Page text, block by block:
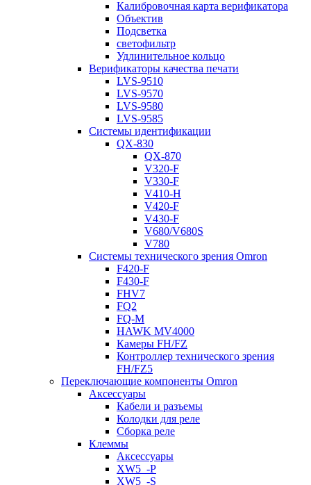
Калибровочная карта верификатора
Объектив
Подсветка
светофильтр
Удлинительное кольцо
Верификаторы качества печати
LVS-9510
LVS-9570
LVS-9580
LVS-9585
Системы идентификации
QX-830
QX-870
V320-F
V330-F
V410-H
V420-F
V430-F
V680/V680S
V780
Системы технического зрения Omron
F420-F
F430-F
FHV7
FQ2
FQ-M
HAWK MV4000
Камеры FH/FZ
Контроллер технического зрения
FH/FZ5
Переключающие компоненты Omron
Аксессуары
Кабели и разъемы
Колодки для реле
Сборка реле
Клеммы
Аксессуары
XW5_-P
XW5_-S